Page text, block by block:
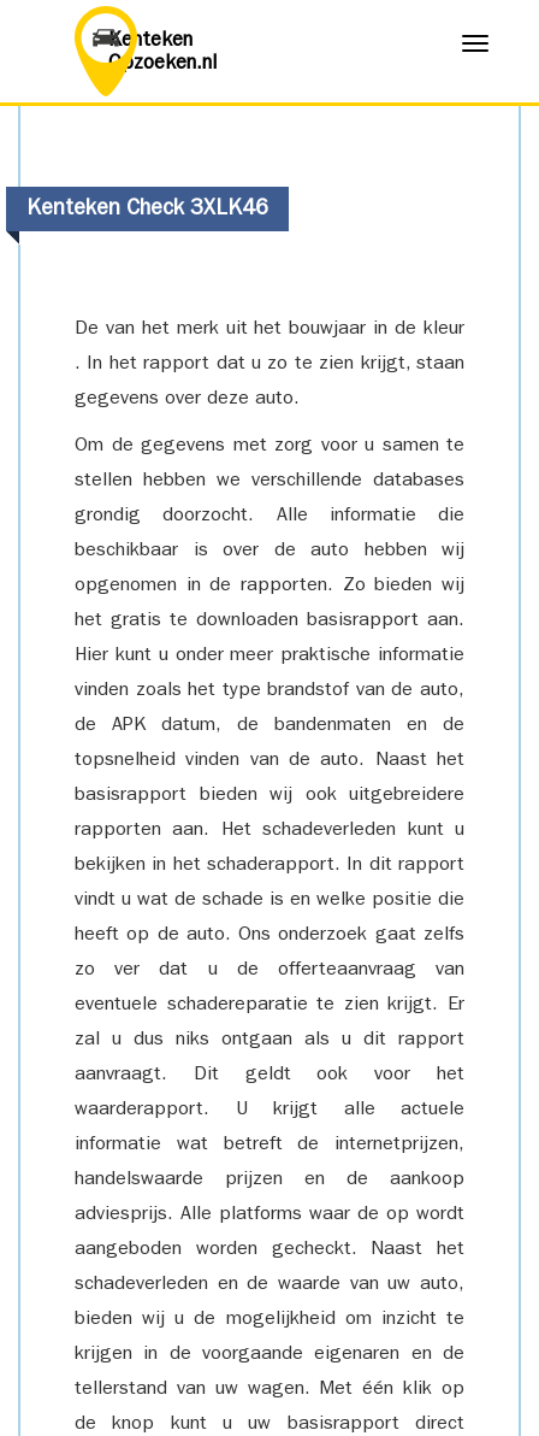
Kenteken
Opzoeken.nl
Menu
Kenteken Check 3XLK46
De van het merk uit het bouwjaar in de kleur
. In het rapport dat u zo te zien krijgt, staan
gegevens over deze auto.
Om de gegevens met zorg voor u samen te
stellen hebben we verschillende databases
grondig doorzocht. Alle informatie die
beschikbaar is over de auto hebben wij
opgenomen in de rapporten. Zo bieden wij
het gratis te downloaden basisrapport aan.
Hier kunt u onder meer praktische informatie
vinden zoals het type brandstof van de auto,
de APK datum, de bandenmaten en de
topsnelheid vinden van de auto. Naast het
basisrapport bieden wij ook uitgebreidere
rapporten aan. Het schadeverleden kunt u
bekijken in het schaderapport. In dit rapport
vindt u wat de schade is en welke positie die
heeft op de auto. Ons onderzoek gaat zelfs
zo ver dat u de offerteaanvraag van
eventuele schadereparatie te zien krijgt. Er
zal u dus niks ontgaan als u dit rapport
aanvraagt. Dit geldt ook voor het
waarderapport. U krijgt alle actuele
informatie wat betreft de internetprijzen,
handelswaarde prijzen en de aankoop
adviesprijs. Alle platforms waar de op wordt
aangeboden worden gecheckt. Naast het
schadeverleden en de waarde van uw auto,
bieden wij u de mogelijkheid om inzicht te
krijgen in de voorgaande eigenaren en de
tellerstand van uw wagen. Met één klik op
de knop kunt u uw basisrapport direct